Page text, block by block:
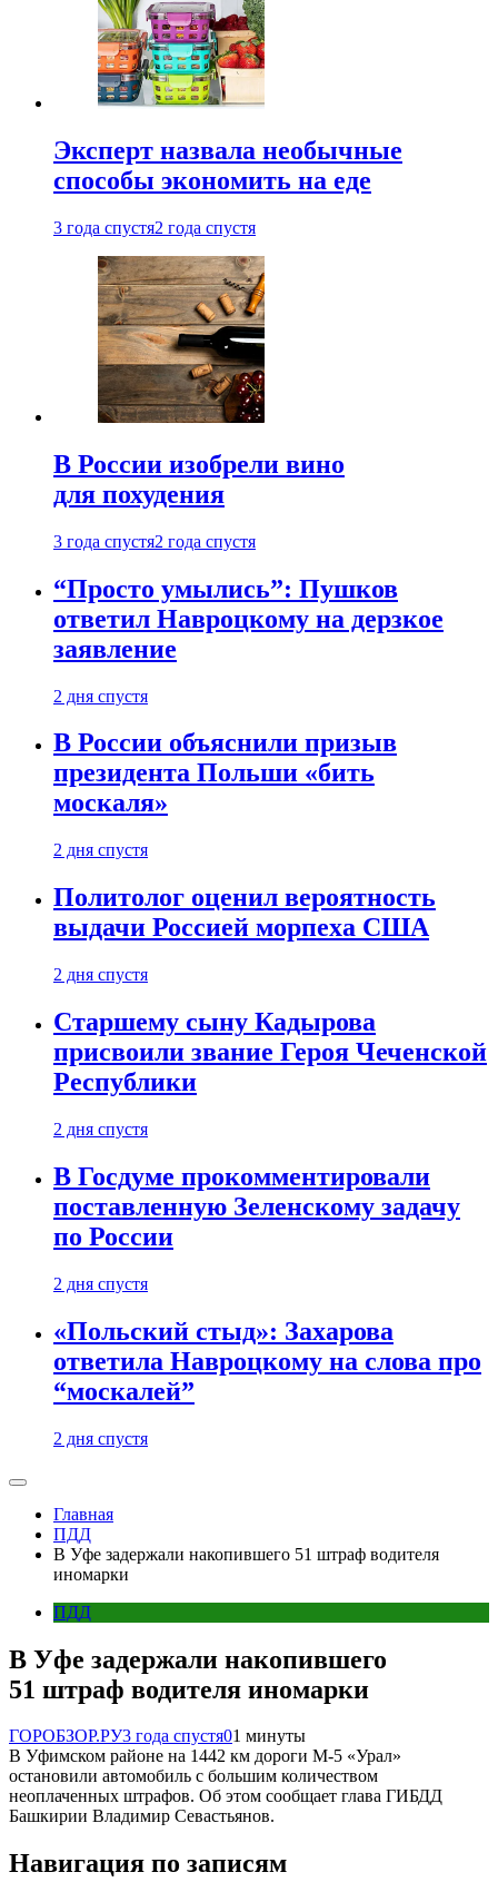
Эксперт назвала необычные
способы экономить на еде
3 года спустя2 года спустя
В России изобрели вино
для похудения
3 года спустя2 года спустя
“Просто умылись”: Пушков
ответил Навроцкому на дерзкое
заявление
2 дня спустя
В России объяснили призыв
президента Польши «бить
москаля»
2 дня спустя
Политолог оценил вероятность
выдачи Россией морпеха США
2 дня спустя
Старшему сыну Кадырова
присвоили звание Героя Чеченской
Республики
2 дня спустя
В Госдуме прокомментировали
поставленную Зеленскому задачу
по России
2 дня спустя
«Польский стыд»: Захарова
ответила Навроцкому на слова про
“москалей”
2 дня спустя
Главная
ПДД
В Уфе задержали накопившего 51 штраф водителя
иномарки
ПДД
В Уфе задержали накопившего
51 штраф водителя иномарки
ГОРОБЗОР.РУ3 года спустя01 минуты
В Уфимском районе на 1442 км дороги М-5 «Урал»
остановили автомобиль с большим количеством
неоплаченных штрафов. Об этом сообщает глава ГИБДД
Башкирии Владимир Севастьянов.
Навигация по записям